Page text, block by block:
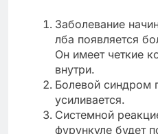
Заболевание
лба появляется
Он имеет четкие
внутри.
Болевой синдром
усиливается.
Системной
фурункуле будет